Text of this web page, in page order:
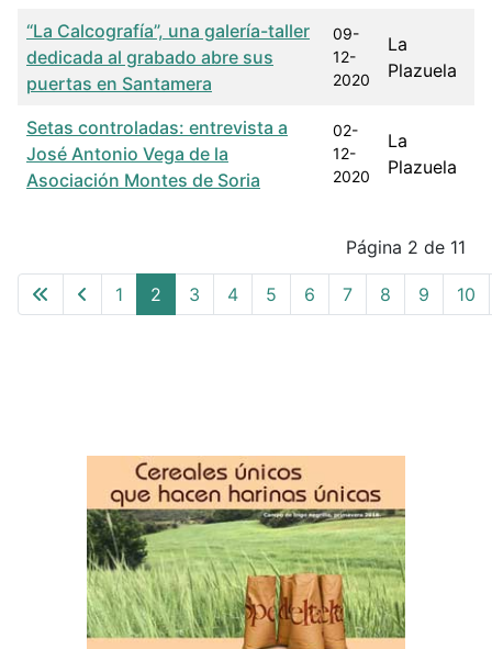
“La Calcografía”, una galería-taller
dedicada al grabado abre sus
puertas en Santamera
09-
12-
2020
La
Plazuela
Setas controladas: entrevista a
José Antonio Vega de la
Asociación Montes de Soria
02-
12-
2020
La
Plazuela
Página 2 de 11
1 2 3 4 5 6 7 8 9 10